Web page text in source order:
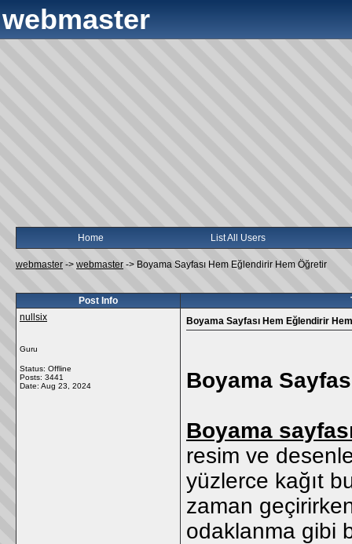
webmaster
Home List All Users
webmaster -> webmaster -> Boyama Sayfası Hem Eğlendirir Hem Öğretir
Post Info
nullsix
Guru
Status: Offline
Posts: 3441
Date: Aug 23, 2024
Boyama Sayfası Hem Eğlendirir
Boyama
Boyama
resim ve
yüzlerce kağıt
zaman
odaklanma gibi